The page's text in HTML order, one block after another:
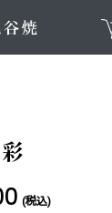
(税込)